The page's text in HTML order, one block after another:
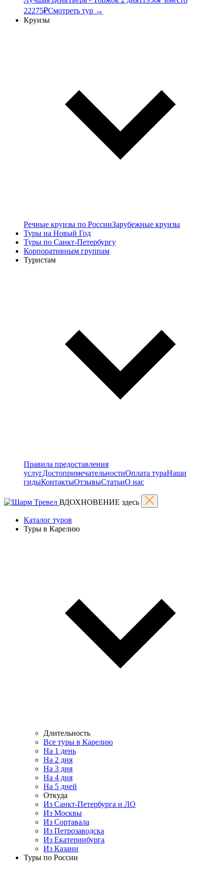
22275₽Смотреть тур →
Круизы
Речные круизы по РоссииЗарубежные круизы
Туры на Новый Год
Туры по Санкт-Петербургу
Корпоративным группам
Туристам
Правила предоставления
услугДостопримечательностиОплата тураНаши
гидыКонтактыОтзывыСтатьиО нас
ВДОХНОВЕНИЕ здесь
Каталог туров
Туры в Карелию
Длительность
Все туры в Карелию
На 1 день
На 2 дня
На 3 дня
На 4 дня
На 5 дней
Откуда
Из Санкт-Петербурга и ЛО
Из Москвы
Из Сортавала
Из Петрозаводска
Из Екатеринбурга
Из Казани
Туры по России